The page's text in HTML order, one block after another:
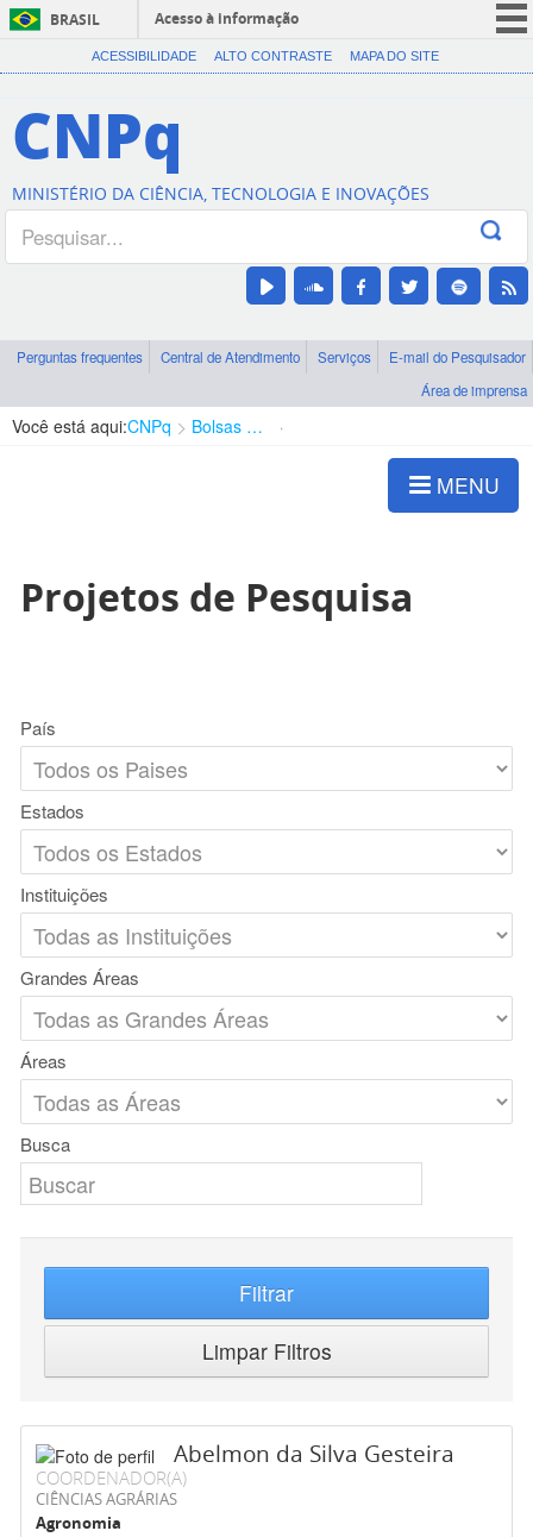
BRASIL
Acesso à informação
CORONAVÍRUS (COVID-19)
Canais
ACESSIBILIDADE ALTO CONTRASTE MAPA DO SITE
CNPq
MINISTÉRIO DA CIÊNCIA, TECNOLOGIA E INOVAÇÕES
Perguntas frequentes Central de Atendimento Serviços
E-mail do Pesquisador
Área de imprensa
Você está aqui:CNPq Bolsas e Auxílios Vigentes
MENU
Projetos de Pesquisa
País
Estados
Instituições
Grandes Áreas
Áreas
Busca
Filtrar
Limpar Filtros
Abelmon da Silva Gesteira
COORDENADOR(A)
CIÊNCIAS AGRÁRIAS
Agronomia